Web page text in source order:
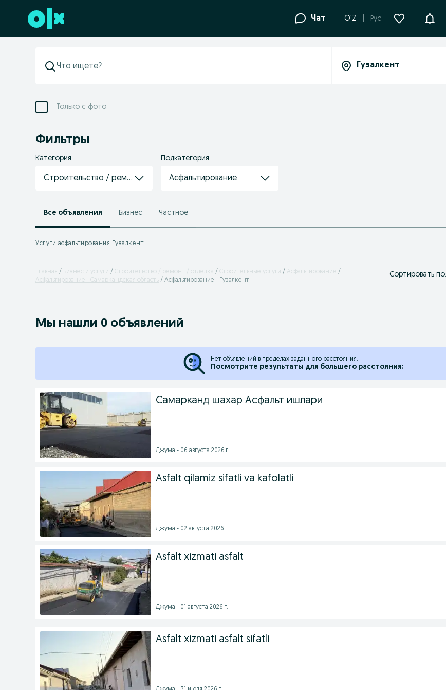
Перейти к нижнему колонтитулу Чат O'Z Рус
Только с фото
Фильтры
Категория
Строительство / ремонт / отделка
Подкатегория
Асфальтирование
Все объявления Бизнес Частное
Услуги асфальтирования Гузалкент
Главная Бизнес и услуги Строительство / ремонт / отделка Cтроительные услуги
Асфальтирование
Асфальтирование - Самаркандская область
Асфальтирование - Гузалкент
Сортировать по:
Мы нашли 0 объявлений
Нет объявлений в пределах заданного расстояния.
Посмотрите результаты для большего расстояния:
Самарканд шахар Асфальт ишлари
Джума - 06 августа 2026 г.
Asfalt qilamiz sifatli va kafolatli
Джума - 02 августа 2026 г.
Asfalt xizmati asfalt
Джума - 01 августа 2026 г.
Asfalt xizmati asfalt sifatli